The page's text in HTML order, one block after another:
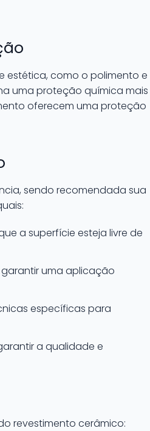
estética, como o polimento e
uma proteção química mais
oferecem uma proteção
sendo recomendada sua
a superfície esteja livre de
uma aplicação
específicas para
a qualidade e
revestimento cerâmico: